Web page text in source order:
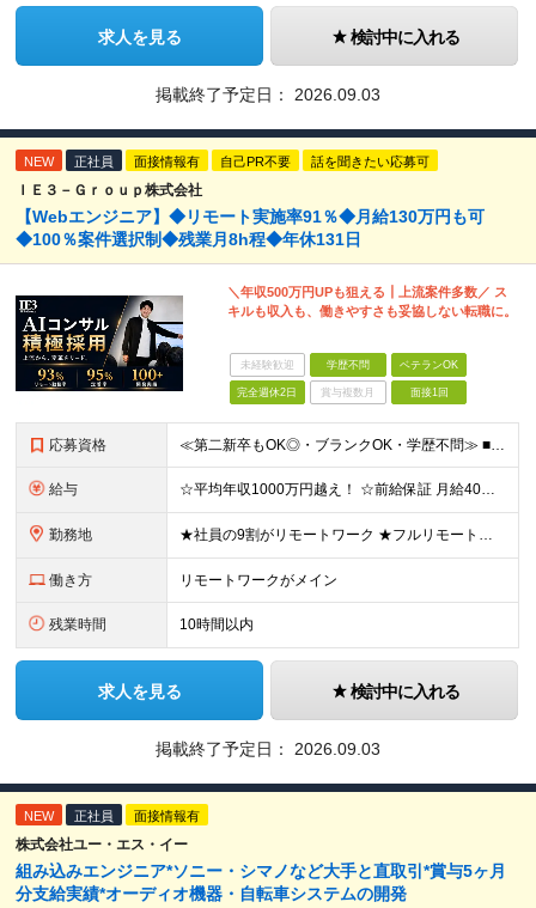
求人を見る 検討中に入れる
掲載終了予定日： 2026.09.03
NEW 正社員 面接情報有 自己PR不要 話を聞きたい応募可
ＩＥ３－Ｇｒｏｕｐ株式会社
【Webエンジニア】◆リモート実施率91％◆月給130万円も可
◆100％案件選択制◆残業月8h程◆年休131日
＼年収500万円UPも狙える┃上流案件多数／ ス
キルも収入も、働きやすさも妥協しない転職に。
未経験歓迎 学歴不問 ベテランOK
完全週休2日 賞与複数月 面接1回
応募資格 ≪第二新卒もOK◎・ブランクOK・学歴不問≫ ■エンジニアとして実務経験をお持ちの方（2年以上） ＼意欲重視の採用です／ 「経歴に自信がない」という方も、 ”今後挑戦したいこと""スキルアップしたい
給与 ☆平均年収1000万円越え！ ☆前給保証 月給40万円〜140万円＋決算賞与＋各種手当 ※経験・能力を考慮し、当社規定により加給・優遇します ※月給には固定残業代（6万9,000円～18万6,00
勤務地 ★社員の9割がリモートワーク ★フルリモート案件もあり ★地方からの応募も歓迎！／転居を伴う転勤なし 東京23区を中心としたプロジェクト先での勤務です。 ◎東京⇒地方へUターンし、フルリモ勤務 ◎
働き方 リモートワークがメイン
残業時間 10時間以内
求人を見る 検討中に入れる
掲載終了予定日： 2026.09.03
NEW 正社員 面接情報有
株式会社ユー・エス・イー
組み込みエンジニア*ソニー・シマノなど大手と直取引*賞与5ヶ月
分支給実績*オーディオ機器・自転車システムの開発